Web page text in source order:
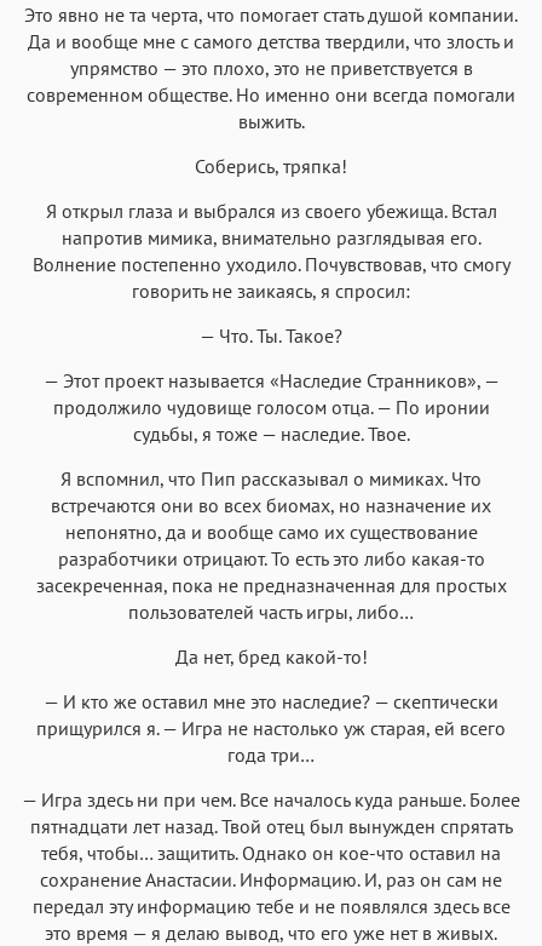
Это явно не та черта, что помогает стать душой компании.
Да и вообще мне с самого детства твердили, что злость и
упрямство — это плохо, это не приветствуется в
современном обществе. Но именно они всегда помогали
выжить.
Соберись, тряпка!
Я открыл глаза и выбрался из своего убежища. Встал
напротив мимика, внимательно разглядывая его.
Волнение постепенно уходило. Почувствовав, что смогу
говорить не заикаясь, я спросил:
— Что. Ты. Такое?
— Этот проект называется «Наследие Странников», —
продолжило чудовище голосом отца. — По иронии
судьбы, я тоже — наследие. Твое.
Я вспомнил, что Пип рассказывал о мимиках. Что
встречаются они во всех биомах, но назначение их
непонятно, да и вообще само их существование
разработчики отрицают. То есть это либо какая-то
засекреченная, пока не предназначенная для простых
пользователей часть игры, либо…
Да нет, бред какой-то!
— И кто же оставил мне это наследие? — скептически
прищурился я. — Игра не настолько уж старая, ей всего
года три…
— Игра здесь ни при чем. Все началось куда раньше. Более
пятнадцати лет назад. Твой отец был вынужден спрятать
тебя, чтобы… защитить. Однако он кое-что оставил на
сохранение Анастасии. Информацию. И, раз он сам не
передал эту информацию тебе и не появлялся здесь все
это время — я делаю вывод, что его уже нет в живых.